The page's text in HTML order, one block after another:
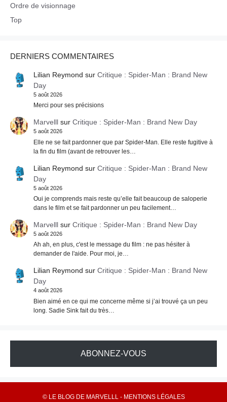
Ordre de visionnage
Top
DERNIERS COMMENTAIRES
Lilian Reymond sur Critique : Spider-Man : Brand New
Day
5 août 2026
Merci pour ses précisions
Marvelllsur Critique : Spider-Man : Brand New Day
5 août 2026
Elle ne se fait pardonner que par Spider-Man. Elle reste fugitive à
la fin du film (avant de retrouver les…
Lilian Reymond sur Critique : Spider-Man : Brand New
Day
5 août 2026
Oui je comprends mais reste qu’elle fait beaucoup de saloperie
dans le film et se fait pardonner un peu facilement…
Marvelllsur Critique : Spider-Man : Brand New Day
5 août 2026
Ah ah, en plus, c'est le message du film : ne pas hésiter à
demander de l'aide. Pour moi, je…
Lilian Reymond sur Critique : Spider-Man : Brand New
Day
4 août 2026
Bien aimé en ce qui me concerne même si j’ai trouvé ça un peu
long. Sadie Sink fait du très…
ABONNEZ-VOUS
© LE BLOG DE MARVELLL - MENTIONS LÉGALES